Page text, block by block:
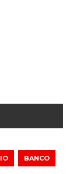
BANCO